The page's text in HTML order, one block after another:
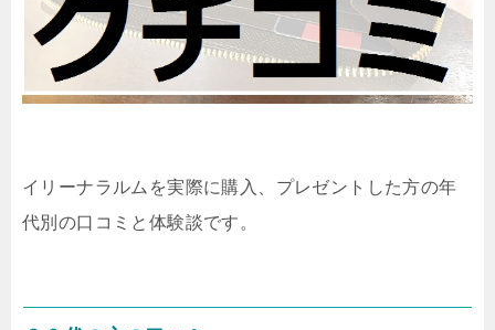
イリーナラルムを実際に購入、プレゼントした方の年
代別の口コミと体験談です。